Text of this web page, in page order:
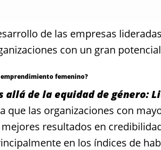
de las empresas
con un gran
femenino?
allá de la equidad de género:
que las organizaciones con
resultados en
en los índices de